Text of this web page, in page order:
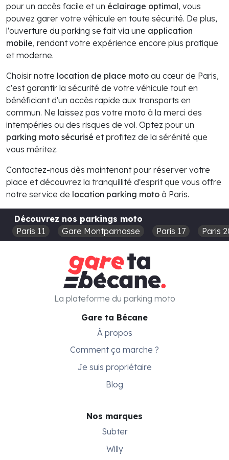
pour un accès facile et un éclairage optimal, vous
pouvez garer votre véhicule en toute sécurité. De plus,
l'ouverture du parking se fait via une application
mobile, rendant votre expérience encore plus pratique
et moderne.
Choisir notre location de place moto au cœur de Paris,
c'est garantir la sécurité de votre véhicule tout en
bénéficiant d'un accès rapide aux transports en
commun. Ne laissez pas votre moto à la merci des
intempéries ou des risques de vol. Optez pour un
parking moto sécurisé et profitez de la sérénité que
vous méritez.
Contactez-nous dès maintenant pour réserver votre
place et découvrez la tranquillité d'esprit que vous offre
notre service de location parking moto à Paris.
Découvrez nos parkings moto
Paris 11
Gare Montparnasse Paris 17 Paris
Gare ta Bécane
À propos
Comment ça marche ?
Je suis propriétaire
Blog
Nos marques
Subter
Willy
La plateforme du parking moto